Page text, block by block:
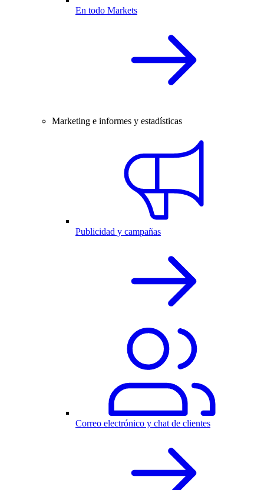
En todo Markets
Marketing e informes y estadísticas
Publicidad y campañas
Correo electrónico y chat de clientes